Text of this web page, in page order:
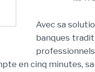
Avec sa
banques
en cinq minutes,